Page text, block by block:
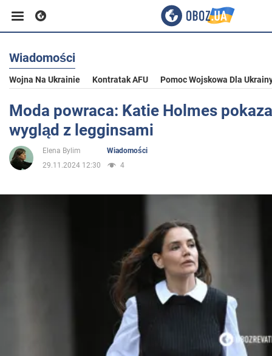
Biznes
Sport
Rozrywka
Wiadomości
Wojna Na Ukrainie Kontratak AFU Pomoc Wojskowa Dla
Moda powraca: Katie Holmes
wygląd z legginsami
Elena Bylim
Wiadomości
29.11.2024 12:30
4